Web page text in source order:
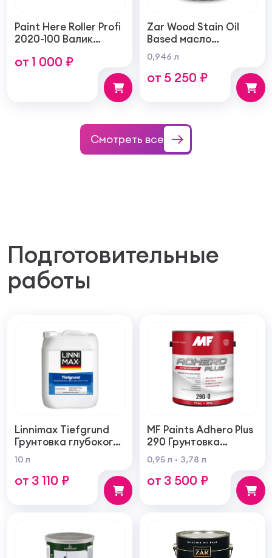
Paint Here Roller Profi
2020-100 Валик
тонкую гладкую
структуру покрытия
от 1 000 ₽
Zar Wood Stain Oil
Based масло
тонирующая по
дереву
0,946 л
от 5 250 ₽
Смотреть все
Подготовительные
работы
Linnimax Tiefgrund
Грунтовка глубокого
проникновения для
внутренних и
наружных работ
10 л
от 3 110 ₽
MF Paints Adhero Plus
290 Грунтовка
высшего качества из
100% акрилового
латекса для
0,95 л 3,78 л
от 3 500 ₽